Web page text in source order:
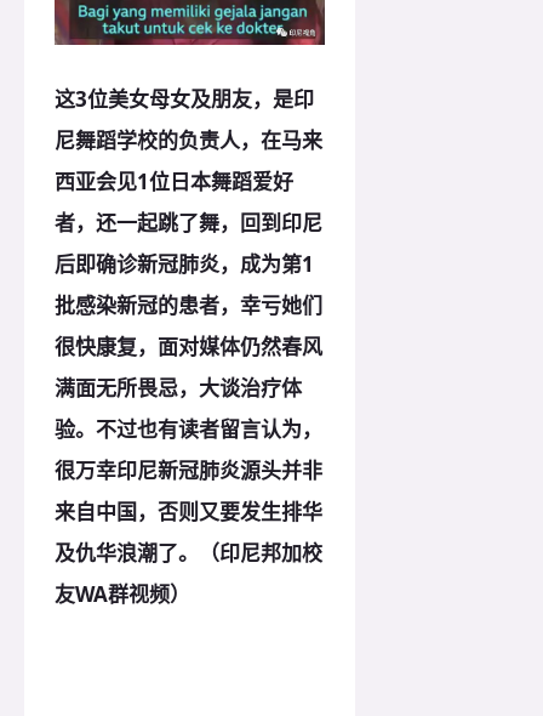
这3位美女母女及朋友，是印
尼舞蹈学校的负责人，在马来
西亚会见1位日本舞蹈爱好
者，还一起跳了舞，回到印尼
后即确诊新冠肺炎，成为第1
批感染新冠的患者，幸亏她们
很快康复，面对媒体仍然春风
满面无所畏忌，大谈治疗体
验。不过也有读者留言认为，
很万幸印尼新冠肺炎源头并非
来自中国，否则又要发生排华
及仇华浪潮了。（印尼邦加校
友WA群视频）